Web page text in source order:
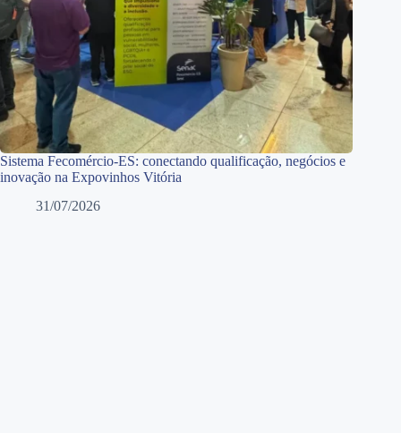
Sistema Fecomércio-ES: conectando qualificação, negócios e
inovação na Expovinhos Vitória
31/07/2026